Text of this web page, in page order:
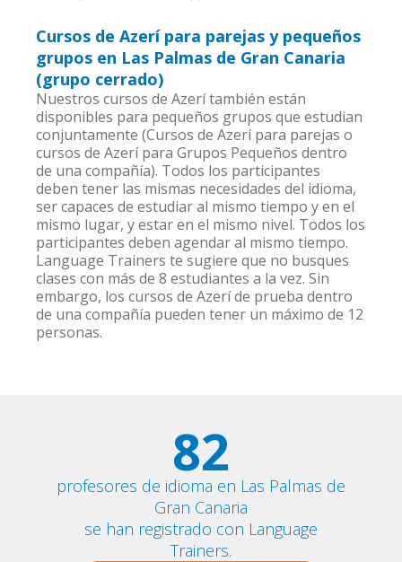
Cursos de Azerí para parejas y pequeños
grupos en Las Palmas de Gran Canaria
(grupo cerrado)
Nuestros cursos de Azerí también están
disponibles para pequeños grupos que estudian
conjuntamente (Cursos de Azerí para parejas o
cursos de Azerí para Grupos Pequeños dentro
de una compañía). Todos los participantes
deben tener las mismas necesidades del idioma,
ser capaces de estudiar al mismo tiempo y en el
mismo lugar, y estar en el mismo nivel. Todos los
participantes deben agendar al mismo tiempo.
Language Trainers te sugiere que no busques
clases con más de 8 estudiantes a la vez. Sin
embargo, los cursos de Azerí de prueba dentro
de una compañía pueden tener un máximo de 12
personas.
82
profesores de idioma en Las Palmas de
Gran Canaria
se han registrado con Language
Trainers.